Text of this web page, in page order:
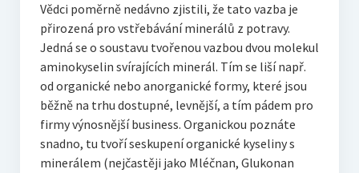
Vědci poměrně nedávno zjistili, že tato vazba je
přirozená pro vstřebávání minerálů z potravy.
Jedná se o soustavu tvořenou vazbou dvou molekul
aminokyselin svírajících minerál. Tím se liší např.
od organické nebo anorganické formy, které jsou
běžně na trhu dostupné, levnější, a tím pádem pro
firmy výnosnější business. Organickou poznáte
snadno, tu tvoří seskupení organické kyseliny s
minerálem (nejčastěji jako Mléčnan, Glukonan